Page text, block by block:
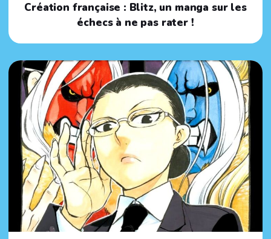
Création française : Blitz, un manga sur les
échecs à ne pas rater !